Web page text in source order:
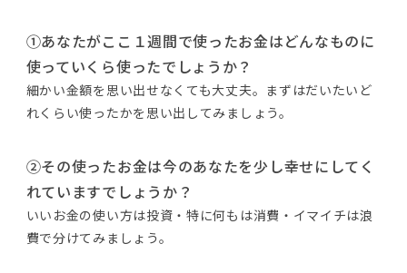
①あなたがここ１週間で使ったお金はどんなものに
使っていくら使ったでしょうか？
細かい金額を思い出せなくても大丈夫。まずはだいたいど
れくらい使ったかを思い出してみましょう。
②その使ったお金は今のあなたを少し幸せにしてく
れていますでしょうか？
いいお金の使い方は投資・特に何もは消費・イマイチは浪
費で分けてみましょう。